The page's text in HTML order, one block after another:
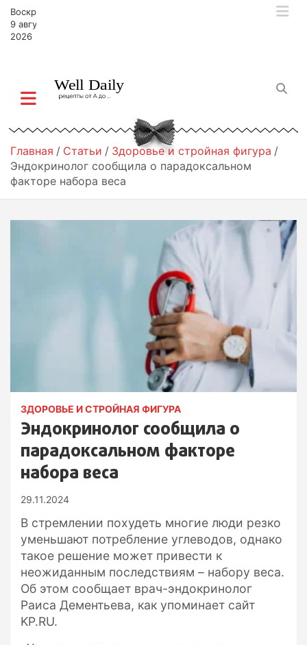
Воскресенье,
9 августа,
2026
Главная Статьи
Здоровье и стройная фигура
Эндокринолог сообщила о парадоксальном
факторе набора веса
ЗДОРОВЬЕ И СТРОЙНАЯ ФИГУРА
Эндокринолог сообщила о
парадоксальном факторе
набора веса
29.11.2024
В стремлении похудеть многие люди резко
уменьшают потребление углеводов, однако
такое решение может привести к
неожиданным последствиям – набору веса.
Об этом сообщает врач-эндокринолог
Раиса Дементьева, как упоминает сайт
KP.RU.